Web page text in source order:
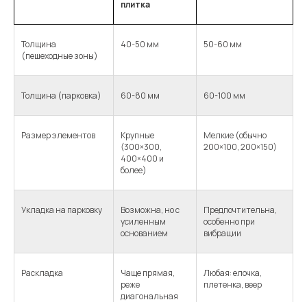
плитка
Толщина
(пешеходные зоны)
40-50 мм 50-60 мм
Толщина (парковка) 60-80 мм 60-100 мм
Размер элементов
Крупные
(300×300,
400×400 и
более)
Мелкие (обычно
200×100, 200×150)
Укладка на парковку
Возможна, но с
усиленным
основанием
Предпочтительна,
особенно при
вибрации
Раскладка
Чаще прямая,
реже
диагональная
Любая: елочка,
плетенка, веер